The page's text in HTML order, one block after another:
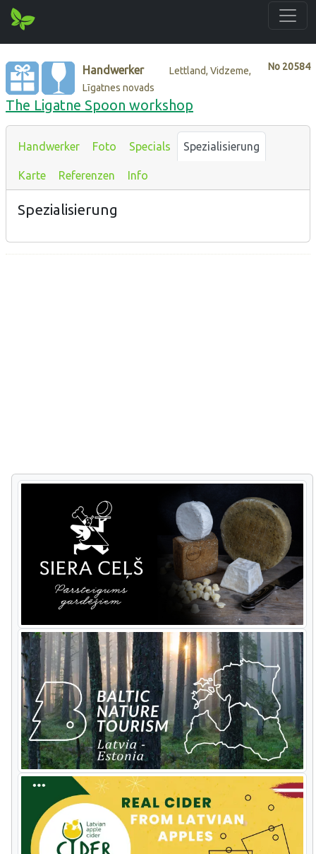
No 20584
Handwerker
Lettland, Vidzeme,
Līgatnes novads
The Ligatne Spoon workshop
Handwerker Foto Specials Spezialisierung
Karte Referenzen Info
Spezialisierung